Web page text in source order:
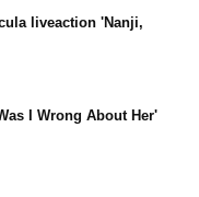
liveaction 'Nanji,
I Wrong About Her'